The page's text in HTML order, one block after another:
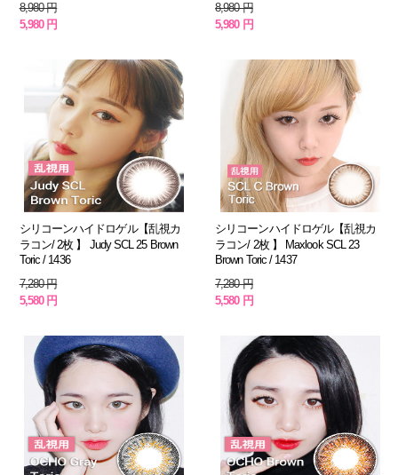
8,980 円
5,980 円
8,980 円
5,980 円
シリコーンハイドロゲル【乱視カ
ラコン/ 2枚 】 Judy SCL 25 Brown
Toric / 1436
7,280 円
5,580 円
シリコーンハイドロゲル【乱視カ
ラコン/ 2枚 】 Maxlook SCL 23
Brown Toric / 1437
7,280 円
5,580 円